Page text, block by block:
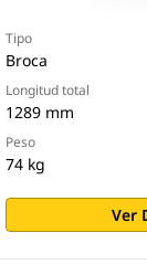
Tipo
Broca
Longitud total
1289 mm
Peso
74 kg
Ver